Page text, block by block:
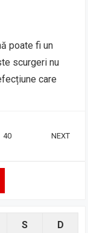
poate fi un
scurgeri nu
care
40 NEXT
S D